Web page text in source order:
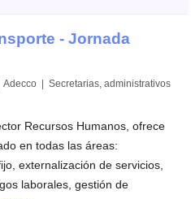
- Jornada
| Secretarias, administrativos
Recursos Humanos, ofrece
en todas las áreas:
externalización de servicios,
laborales, gestión de